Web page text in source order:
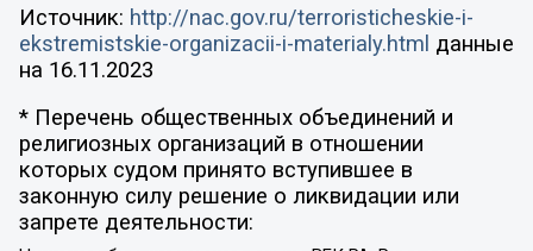
Источник: http://nac.gov.ru/terroristicheskie-i-
ekstremistskie-organizacii-i-materialy.html данные
на 16.11.2023
* Перечень общественных объединений и
религиозных организаций в отношении
которых судом принято вступившее в
законную силу решение о ликвидации или
запрете деятельности: